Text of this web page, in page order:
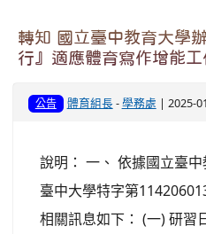
轉知 國立臺中教育大學
行』適應體育寫作增能工
公告 體育組長-學務處 | 2025-
說明： 一、 依據國立臺
臺中大學特字第
相關訊息如下： (一) 研習